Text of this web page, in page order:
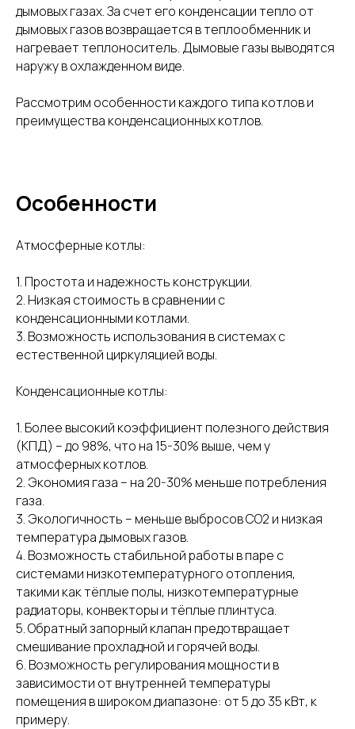
дымовых газах. За счет его конденсации тепло от
дымовых газов возвращается в теплообменник и
нагревает теплоноситель. Дымовые газы выводятся
наружу в охлажденном виде.
Рассмотрим особенности каждого типа котлов и
преимущества конденсационных котлов.
Особенности
Атмосферные котлы:
1. Простота и надежность конструкции.
2. Низкая стоимость в сравнении с
конденсационными котлами.
3. Возможность использования в системах с
естественной циркуляцией воды.
Конденсационные котлы:
1. Более высокий коэффициент полезного действия
(КПД) – до 98%, что на 15-30% выше, чем у
атмосферных котлов.
2. Экономия газа – на 20-30% меньше потребления
газа.
3. Экологичность – меньше выбросов СО2 и низкая
температура дымовых газов.
4. Возможность стабильной работы в паре с
системами низкотемпературного отопления,
такими как тёплые полы, низкотемпературные
радиаторы, конвекторы и тёплые плинтуса.
5. Обратный запорный клапан предотвращает
смешивание прохладной и горячей воды.
6. Возможность регулирования мощности в
зависимости от внутренней температуры
помещения в широком диапазоне: от 5 до 35 кВт, к
примеру.